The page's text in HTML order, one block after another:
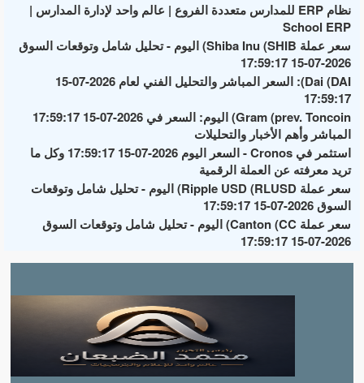
نظام ERP للمدارس متعددة الفروع | عالم واحد لإدارة المدارس |
School ERP
سعر عملة Shiba Inu (SHIB) اليوم - تحليل شامل وتوقعات السوق
2026-07-15 17:59:17
Dai (DAI): السعر المباشر والتحليل الفني لعام 2026-07-15
17:59:17
Gram (prev. Toncoin) اليوم: السعر في 2026-07-15 17:59:17
المباشر وأهم الأخبار والتحليلات
استثمر في Cronos - السعر اليوم 2026-07-15 17:59:17 وكل ما
تريد معرفته عن العملة الرقمية
سعر عملة Ripple USD (RLUSD) اليوم - تحليل شامل وتوقعات
السوق 2026-07-15 17:59:17
سعر عملة Canton (CC) اليوم - تحليل شامل وتوقعات السوق
2026-07-15 17:59:17